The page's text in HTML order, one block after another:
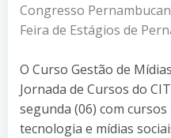
Congresso
Feira de Estágios de
O Curso Gestão de
Jornada de Cursos do
segunda (06) com
tecnologia e mídias